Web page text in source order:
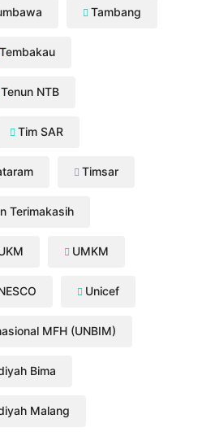
Tambang
Tembakau
Tenun NTB
Tim SAR
Timsar
Terimakasih
UMKM
Unicef
MFH (UNBIM)
Bima
Malang